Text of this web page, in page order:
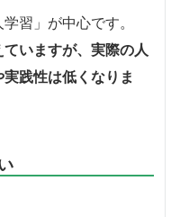
習」が中心です。
いますが、実際の人
践性は低くなりま